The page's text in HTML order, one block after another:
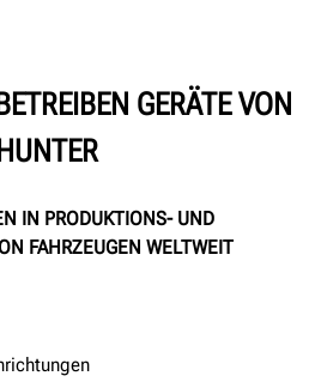
GERÄTE VON
IN PRODUKTIONS- UND
FAHRZEUGEN WELTWEIT